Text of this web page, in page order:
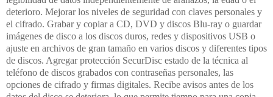
deterioro. Mejorar los niveles de seguridad con claves personales y
el cifrado. Grabar y copiar a CD, DVD y discos Blu-ray o guardar
imágenes de disco a los discos duros, redes y dispositivos USB o
ajuste en archivos de gran tamaño en varios discos y diferentes tipos
de discos. Agregar protección SecurDisc estado de la técnica al
teléfono de discos grabados con contraseñas personales, las
opciones de cifrado y firmas digitales. Recibe avisos antes de los